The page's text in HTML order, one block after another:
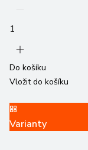
Do košíku
Vložit do košíku
Varianty